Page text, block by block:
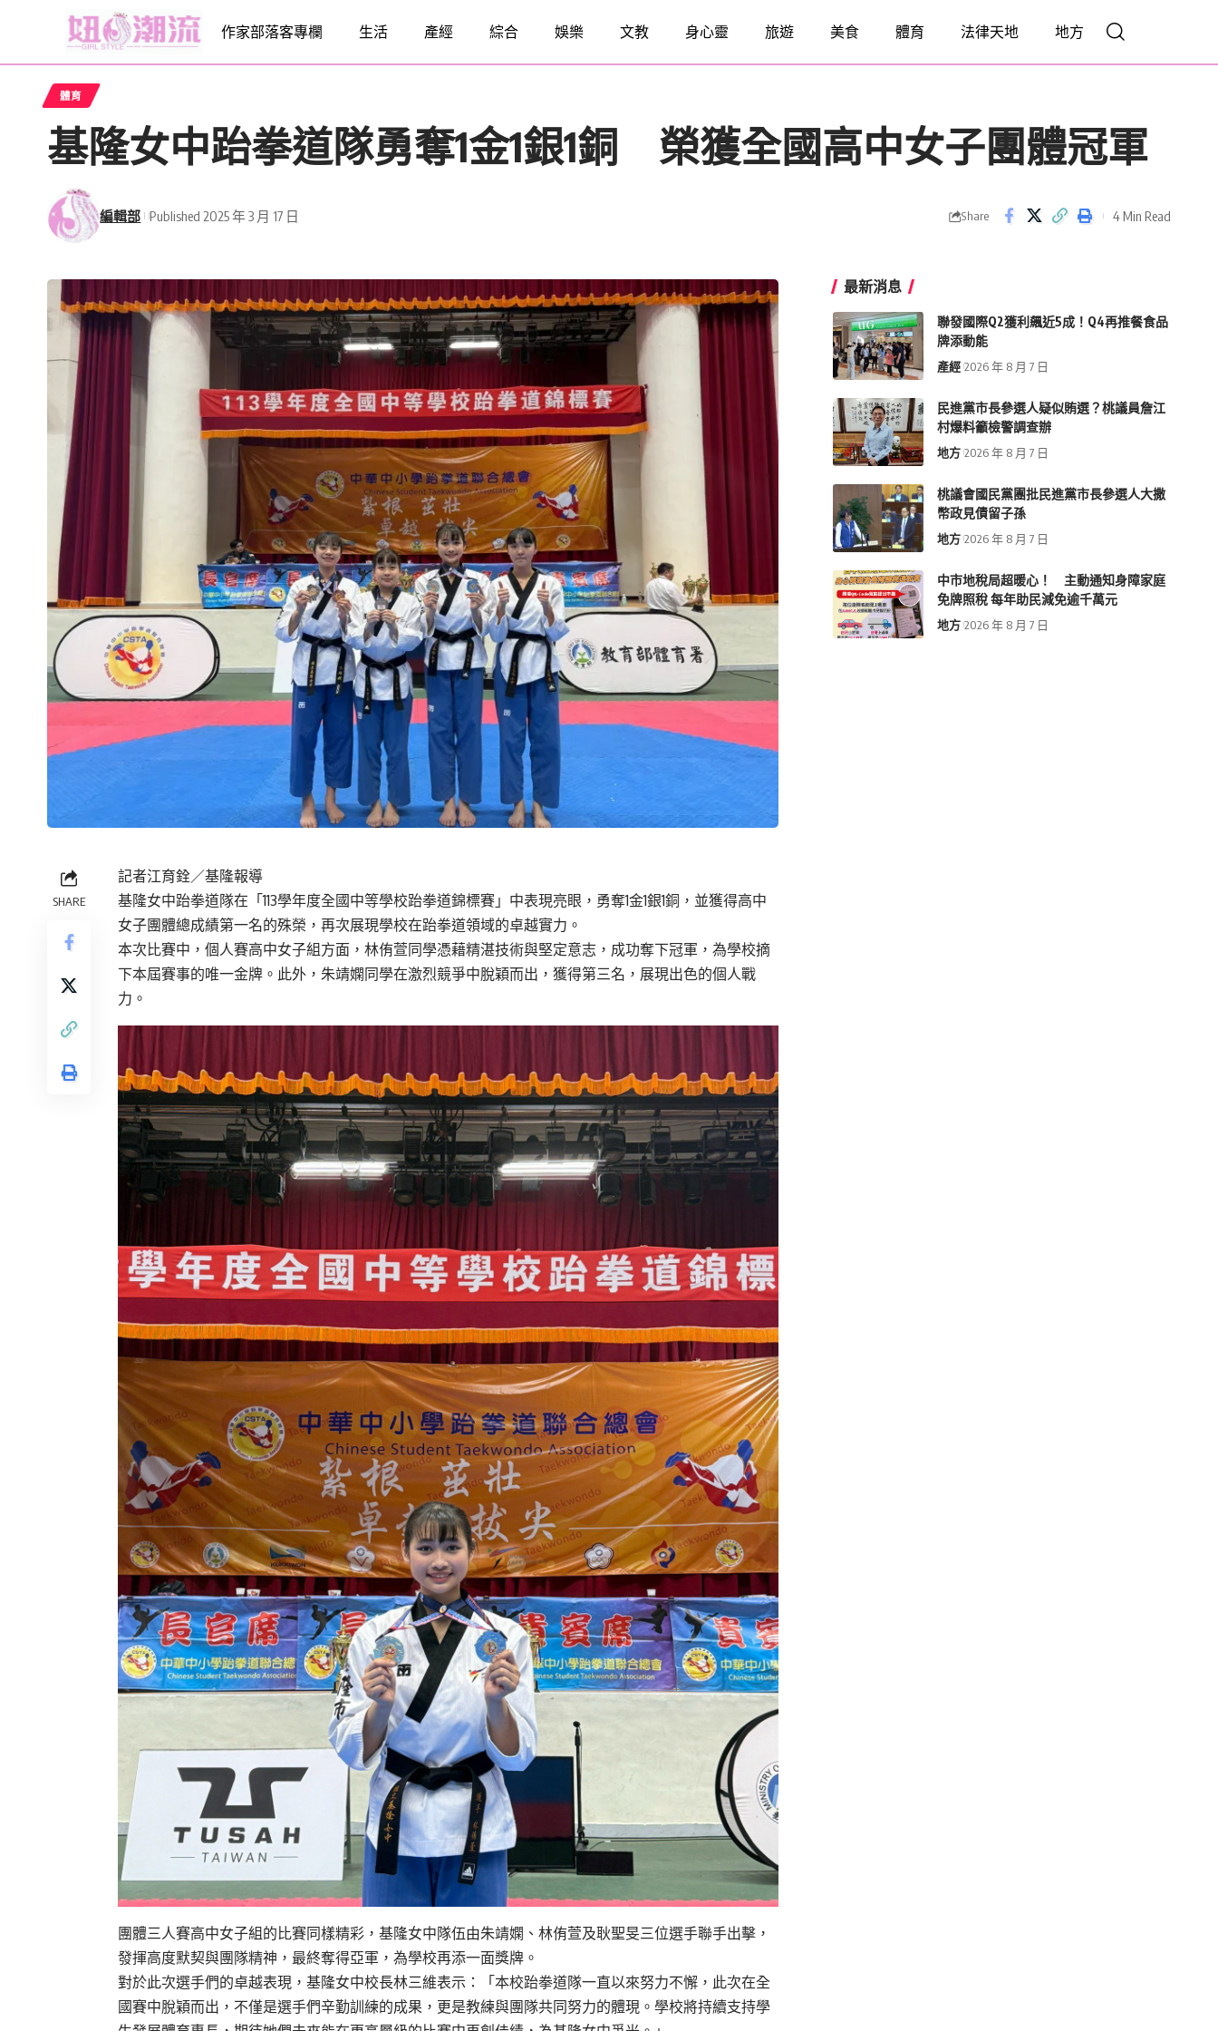
作家部落客專欄 生活 產經 綜合 娛樂 文教 身心靈 旅遊 美食 體育 法律天地 地方
體育
基隆女中跆拳道隊勇奪1金1銀1銅 榮獲全國高中女子團體冠軍
編輯部 Published 2025 年 3 月 17 日 Share 4 Min Read
SHARE
記者江育銓／基隆報導
基隆女中跆拳道隊在「113學年度全國中等學校跆拳道錦標賽」中表現亮眼，勇奪1金1銀1銅，並獲得高中
女子團體總成績第一名的殊榮，再次展現學校在跆拳道領域的卓越實力。
本次比賽中，個人賽高中女子組方面，林侑萱同學憑藉精湛技術與堅定意志，成功奪下冠軍，為學校摘
下本屆賽事的唯一金牌。此外，朱靖嫻同學在激烈競爭中脫穎而出，獲得第三名，展現出色的個人戰
力。
團體三人賽高中女子組的比賽同樣精彩，基隆女中隊伍由朱靖嫻、林侑萱及耿聖旻三位選手聯手出擊，
發揮高度默契與團隊精神，最終奪得亞軍，為學校再添一面獎牌。
對於此次選手們的卓越表現，基隆女中校長林三維表示：「本校跆拳道隊一直以來努力不懈，此次在全
國賽中脫穎而出，不僅是選手們辛勤訓練的成果，更是教練與團隊共同努力的體現。學校將持續支持學
最新消息
聯發國際Q2獲利飆近5成！Q4再推餐食品
牌添動能
產經 2026 年 8 月 7 日
民進黨市長參選人疑似賄選？桃議員詹江
村爆料籲檢警調查辦
地方 2026 年 8 月 7 日
桃議會國民黨團批民進黨市長參選人大撒
幣政見債留子孫
地方 2026 年 8 月 7 日
中市地稅局超暖心！ 主動通知身障家庭
免牌照稅 每年助民減免逾千萬元
地方 2026 年 8 月 7 日